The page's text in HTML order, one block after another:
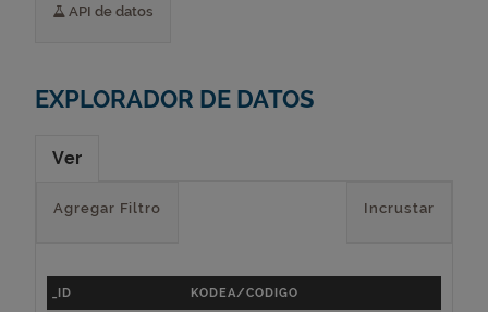
API de datos
EXPLORADOR DE DATOS
Ver
Incrustar
Agregar Filtro
_ID KODEA/CODIGO